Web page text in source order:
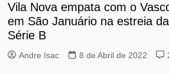
Vila Nova empata com o
em São Januário na estreia da
Série B
Andre Isac 8 de Abril de 2022